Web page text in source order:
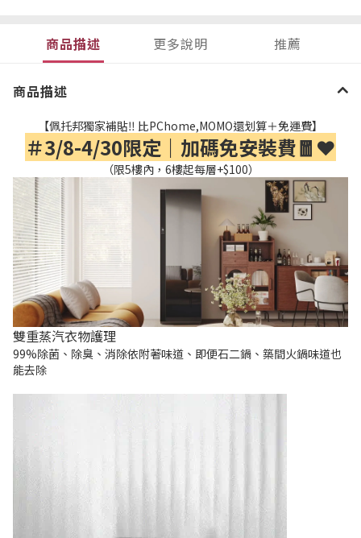
商品描述 更多說明 推薦
商品描述
【佩托邦獨家補貼‼️ 比PChome,MOMO還划算＋免運費】
＃3/8-4/30限定｜加碼免安裝費🧧❤️
（限5樓內，6樓起每層+$100）
雙重蒸汽衣物護理
99%除菌、除臭、消除依附著味道、即便石二鍋、築間火鍋味道也
能去除